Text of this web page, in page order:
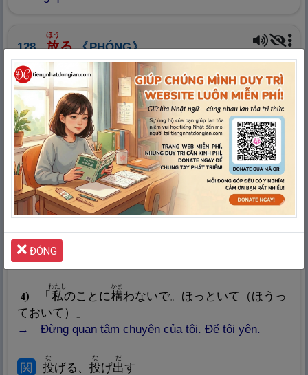
128. 放
ほう
る
PHÓNG
ném, vứt, bỏ mặc
1 ボールを放
ほう
る。
Ném bóng.
2 ゴミ
Nghĩa: Cái hòm, cái hộp
ばこ
にゴミを放り投げた。
Vứt rác vào thùng rác.
日記
にっき
を付
つ
ける習慣
しゅうかん
が続
つづ
かず、 で放
ほう
り出
だ
し
Tôi không tiếp tục thói quen viết nhật kí nữa mà
đã bỏ giữa chừng
4 「 私
わたし
のことに構
Nghĩa: Dựng nhà, gây nên, xây
かま
わないで。ほっといて（ほうっ
ておいて）」
Đừng quan tâm chuyện của tôi. Để tôi yên.
関 投
な
げる、 投
な
げ出
だ
す
ĐÓNG